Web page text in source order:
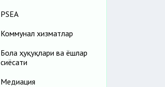
PSEA
Коммунал хизматлар
Бола ҳуқуқлари ва ёшлар
сиёсати
Медиация